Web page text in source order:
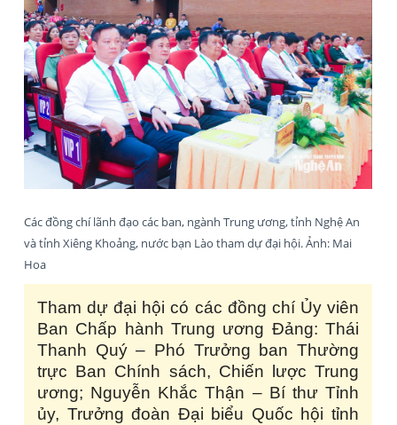
Các đồng chí lãnh đạo các ban, ngành Trung ương, tỉnh Nghệ An
và tỉnh Xiêng Khoảng, nước bạn Lào tham dự đại hội. Ảnh: Mai
Hoa
Tham dự đại hội có các đồng chí Ủy viên
Ban Chấp hành Trung ương Đảng: Thái
Thanh Quý – Phó Trưởng ban Thường
trực Ban Chính sách, Chiến lược Trung
ương; Nguyễn Khắc Thận – Bí thư Tỉnh
ủy, Trưởng đoàn Đại biểu Quốc hội tỉnh